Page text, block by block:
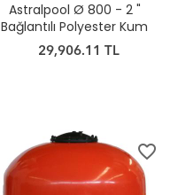
Astralpool Ø 800 - 2 "
Bağlantılı Polyester Kum
Filtresi
29,906.11 TL
favorite_border